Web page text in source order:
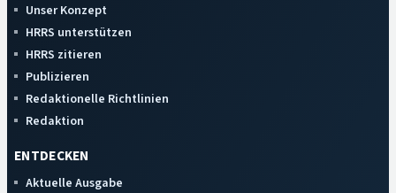
Unser Konzept
HRRS unterstützen
HRRS zitieren
Publizieren
Redaktionelle Richtlinien
Redaktion
ENTDECKEN
Aktuelle Ausgabe